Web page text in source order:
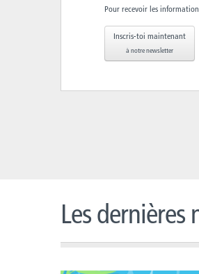
Pour recevoir les
Inscris-toi maintenant
à notre newsletter
Les dernières